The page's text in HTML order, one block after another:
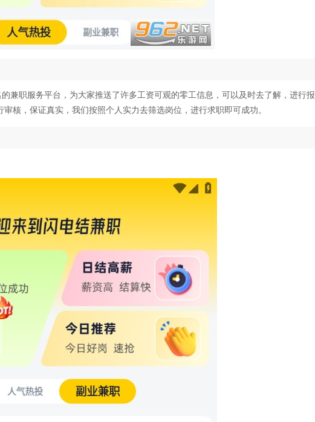
兼职服务平台，为大家推送了许多工资可观的零工信息，可以及时去了解，进行报
核，保证真实，我们按照个人实力去筛选岗位，进行求职即可成功。